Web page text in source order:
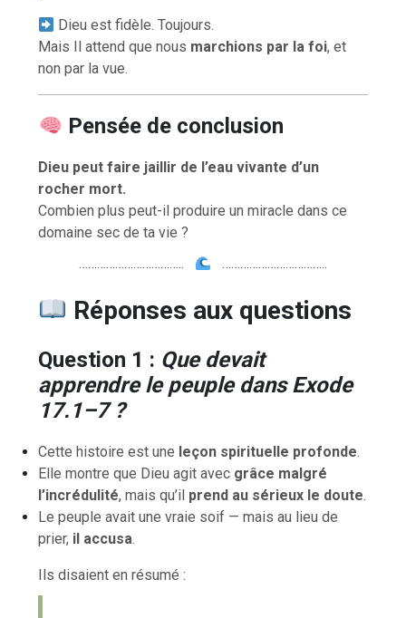
Dieu est fidèle. Toujours.
Mais Il attend que nous marchions par la foi, et
non par la vue.
Pensée de conclusion
Dieu peut faire jaillir de l’eau vivante d’un
rocher mort.
Combien plus peut-il produire un miracle dans ce
domaine sec de ta vie ?
……………………………..
……………………………..
Réponses aux questions
Question 1 : Que devait
apprendre le peuple dans Exode
17.1–7 ?
Cette histoire est une leçon spirituelle profonde.
Elle montre que Dieu agit avec grâce malgré
l’incrédulité, mais qu’il prend au sérieux le doute.
Le peuple avait une vraie soif — mais au lieu de
prier, il accusa.
Ils disaient en résumé :